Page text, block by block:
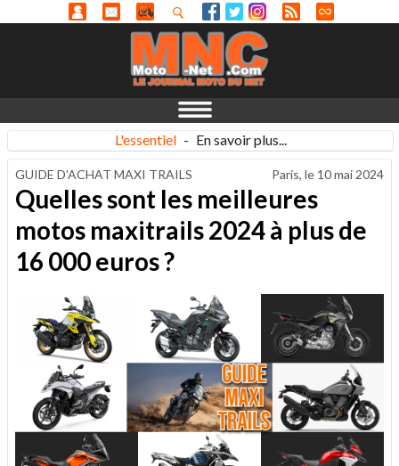
L'essentiel - En savoir plus...
GUIDE D'ACHAT MAXI TRAILS Paris, le 10 mai 2024
Quelles sont les meilleures
motos maxitrails 2024 à plus de
16 000 euros ?